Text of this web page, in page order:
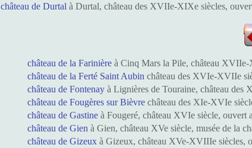
château de Durtal à Durtal, château des XVIIe-XIXe siècles,
château de la Farinièreà Cinq Mars la Pile, château XVIIe-
château de la Ferté Saint Aubin château des XVIe-XVIIe
château de Fontenayà Lignières de Touraine, château des
château de Fougères sur Bièvrechâteau des XIe-XVIe
château de Gastineà Fougeré, château XVIe siècle, ouvert
château de Gien à Gien, château XVe siècle, musée de la
château de Gizeuxà Gizeux, château XVe-XVIIIe siècles,